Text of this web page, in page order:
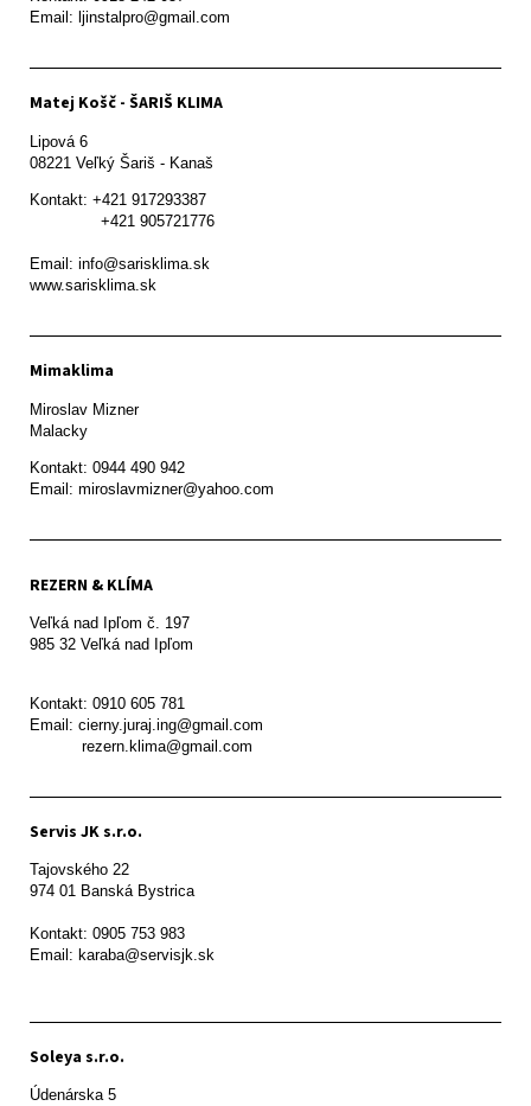
Email: ljinstalpro@gmail.com
Matej Košč - ŠARIŠ KLIMA
Lipová 6
08221 Veľký Šariš - Kanaš
Kontakt: +421 917293387
Email: info@sarisklima.sk
www.sarisklima.sk
Mimaklima
Miroslav Mizner
Malacky
Kontakt: 0944 490 942
REZERN & KLÍMA
Veľká nad Ipľom č. 197
985 32 Veľká nad Ipľom
Kontakt: 0910 605 781
Email: cierny.juraj.ing@gmail.com
           rezern.klima@gmail.com
Servis JK s.r.o.
Tajovského 22
974 01 Banská Bystrica
Kontakt: 0905 753 983
Email: karaba@servisjk.sk
Soleya s.r.o.
Údenárska 5